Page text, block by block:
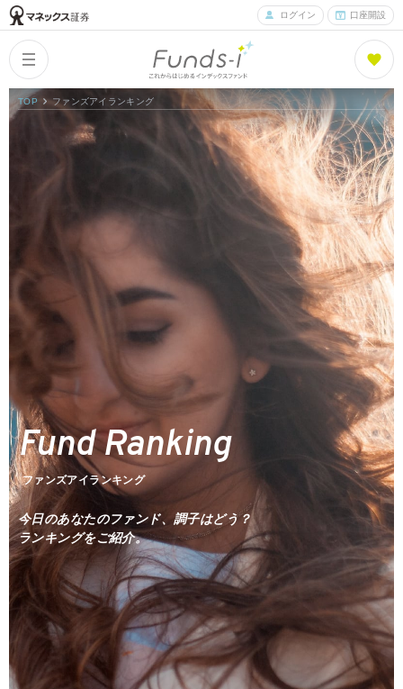
ログイン 口座開設
Columns
Index
Funds
ファンズアイとは
Fund List
ファンド紹介
Fund Ranking
ファンズアイランキング
Today's Fund
ファンズアイ情報
Market
マーケット情報
Tools
Simulation
つみたてシミュレーション
Assist
投信アシスト
Glossary
用語集
Fund Ranking
ファンズアイランキング
今日のあなたのファンド、調子はどう？
ランキングをご紹介。
TOP ファンズアイランキング